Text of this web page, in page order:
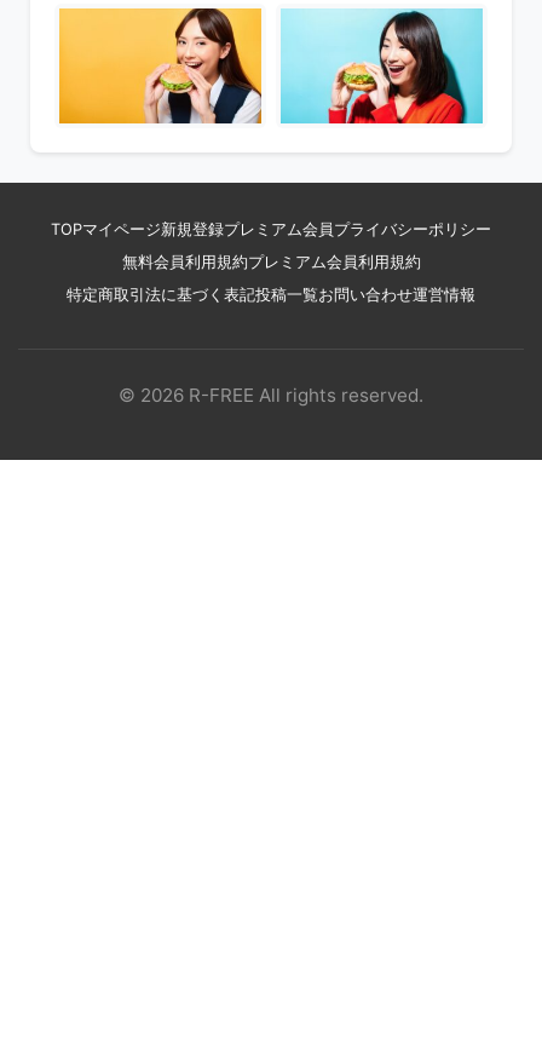
TOPマイページ新規登録プレミアム会員 プライバシーポリシー
無料会員利用規約プレミアム会員利用規約
特定商取引法に基づく表記投稿一覧お問い合わせ運営情報
© 2026 R-FREE All rights reserved.